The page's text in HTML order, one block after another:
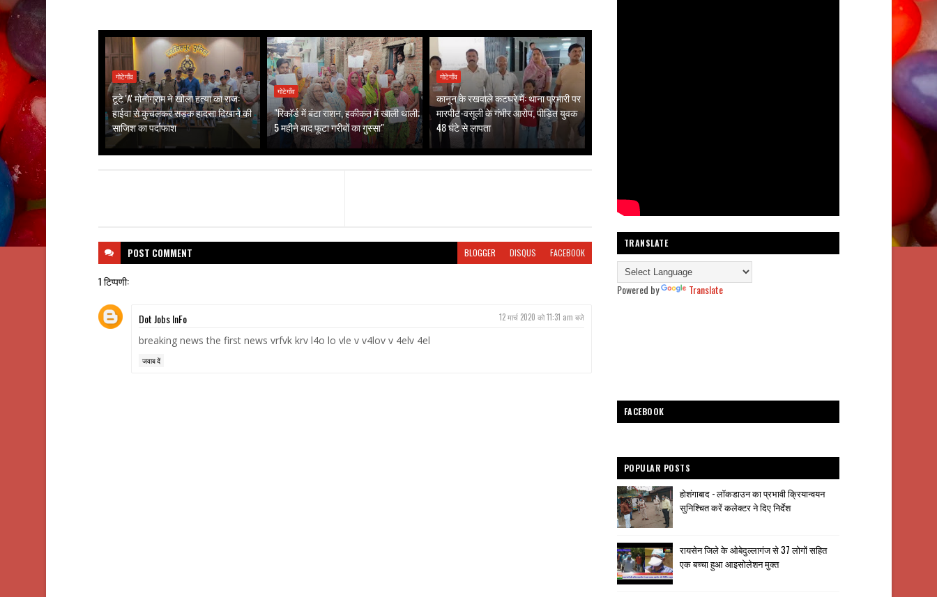
गोटेगाँव
टूटे 'A' मोनोग्राम ने खोला हत्या का राज:
हाईवा से कुचलकर सड़क हादसा दिखाने की
साजिश का पर्दाफाश
गोटेगाँव
"रिकॉर्ड में बंटा राशन, हकीकत में खाली थाली;
5 महीने बाद फूटा गरीबों का गुस्सा"
गोटेगाँव
कानून के रखवाले कटघरे में: थाना प्रभारी पर
मारपीट-वसूली के गंभीर आरोप, पीड़ित युवक
48 घंटे से लापता
POST COMMENT BLOGGER DISQUS FACEBOOK
1 टिप्पणी:
Dot Jobs InFo 12 मार्च 2020 को 11:31 am बजे
breaking news the first news vrfvk krv l4o lo vle v v4lov v 4elv 4el
जवाब दें
TRANSLATE
Powered by Translate
FACEBOOK
POPULAR POSTS
होशंगाबाद - लॉकडाउन का प्रभावी क्रियान्वयन
सुनिश्चित करें कलेक्टर ने दिए निर्देश
रायसेन जिले के ओबेदुल्लागंज से 37 लोगों सहित
एक बच्चा हुआ आइसोलेशन मुक्त